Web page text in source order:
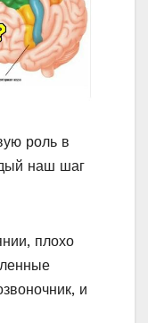
роль в
наш шаг
плохо
и